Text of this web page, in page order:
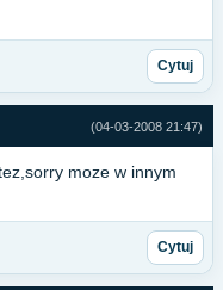
Cytuj
(04-03-2008 21:47)
moze w innym
Cytuj